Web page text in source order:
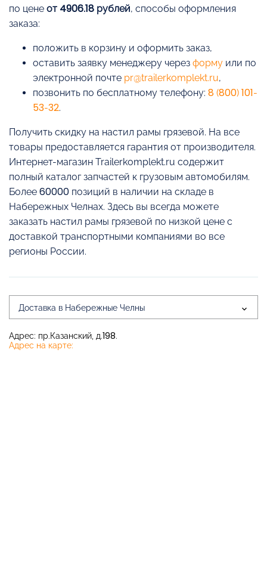
по цене от 4906.18 рублей, способы оформления
заказа:
положить в корзину и оформить заказ,
оставить заявку менеджеру через форму или по
электронной почте pr@trailerkomplekt.ru,
позвонить по бесплатному телефону: 8 (800) 101-
53-32.
Получить скидку на настил рамы грязевой. На все
товары предоставляется гарантия от производителя.
Интернет-магазин Trailerkomplekt.ru содержит
полный каталог запчастей к грузовым автомобилям.
Более 60000 позиций в наличии на складе в
Набережных Челнах. Здесь вы всегда можете
заказать настил рамы грязевой по низкой цене с
доставкой транспортными компаниями во все
регионы России.
Доставка в Набережные Челны
Адрес: пр.Казанский, д.198.
Адрес на карте: